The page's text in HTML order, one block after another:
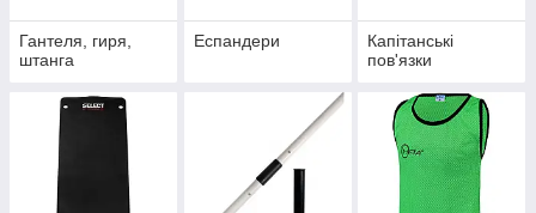
Гантеля, гиря,
штанга
Еспандери
Капітанські
пов'язки